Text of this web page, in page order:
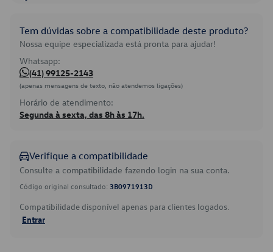
Tem dúvidas sobre a compatibilidade deste produto?
Nossa equipe especializada está pronta para ajudar!
Whatsapp:
(41) 99125-2143
(apenas mensagens de texto, não atendemos ligações)
Horário de atendimento:
Segunda à sexta, das 8h às 17h.
Verifique a compatibilidade
Consulte a compatibilidade fazendo login na sua conta.
Código original consultado: 3B0971913D
Compatibilidade disponível apenas para clientes logados.
Entrar